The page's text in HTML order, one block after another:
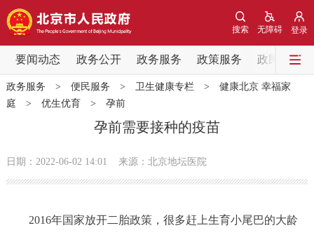
登录
无障碍
搜索
要闻动态 政务公开 政务服务 政策服务 政民互动
要闻动态
党中央精神 国务院信息 中央部委动态
会议信息
各区热点
政务服务 > 便民服务 > 卫生健康专栏> 健康北京 幸福家
庭 > 优生优育 > 孕前
孕前需要接种的疫苗
日期：2022-06-02 14:01 来源：北京地坛医院
2016年国家放开二胎政策，很多赶上生育小尾巴的大龄